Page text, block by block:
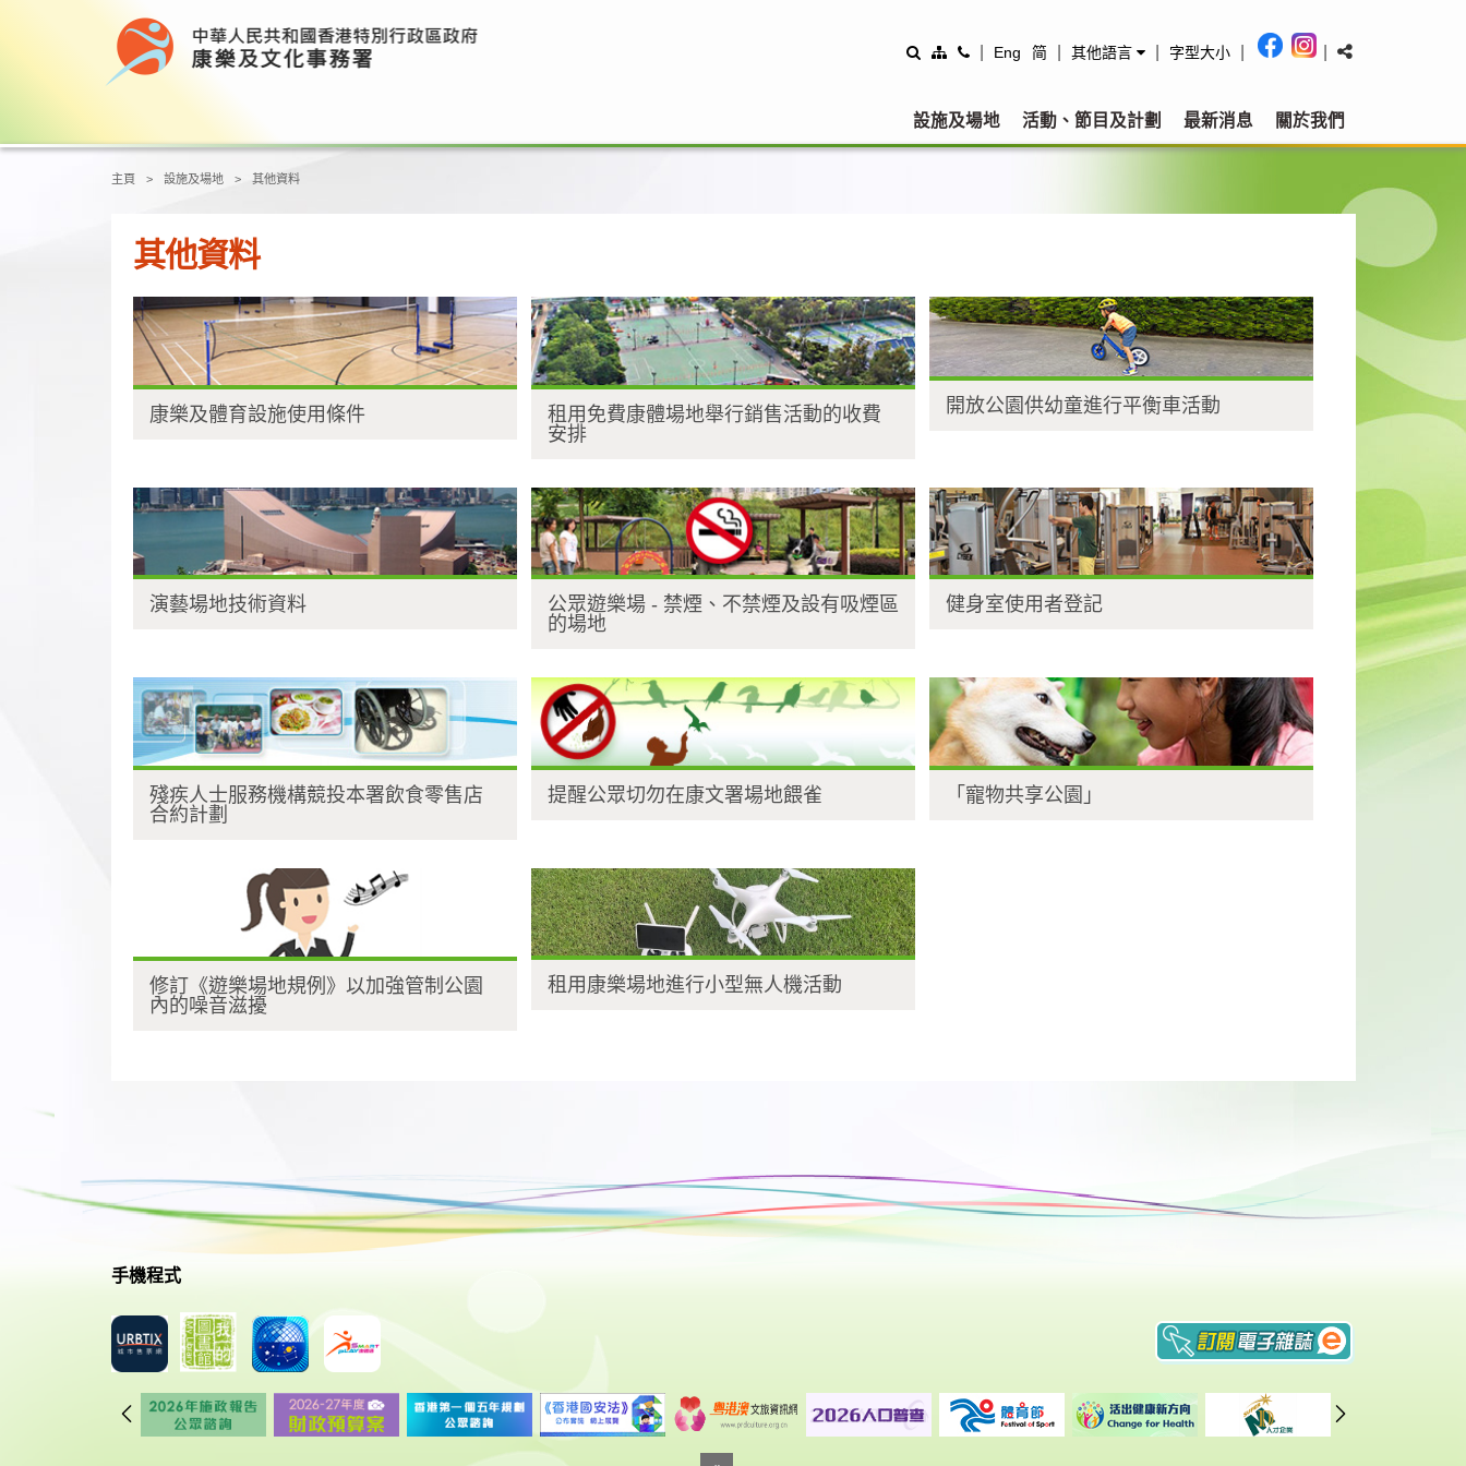
Eng 简 其他語言 字型大小
設施及場地 活動、節目及計劃 最新消息 關於我們
Main content start
主頁 設施及場地 其他資料
其他資料
康樂及體育設施使用條件
租用免費康體場地舉行銷售活動的收費
安排
開放公園供幼童進行平衡車活動
演藝場地技術資料
公眾遊樂場 - 禁煙、不禁煙及設有吸煙區
的場地
健身室使用者登記
殘疾人士服務機構競投本署飲食零售店
合約計劃
提醒公眾切勿在康文署場地餵雀 「寵物共享公園」
修訂《遊樂場地規例》以加強管制公園
內的噪音滋擾
租用康樂場地進行小型無人機活動
手機程式